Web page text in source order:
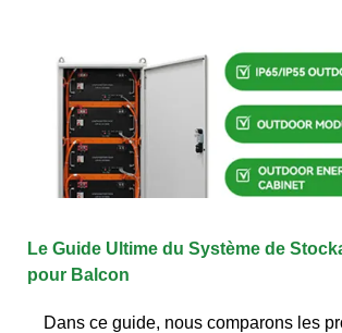
Le Guide Ultime du Système de
pour Balcon
Dans ce guide, nous comparons les